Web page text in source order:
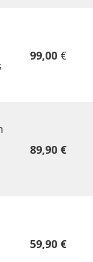
99,00 €
89,90 €
59,90 €